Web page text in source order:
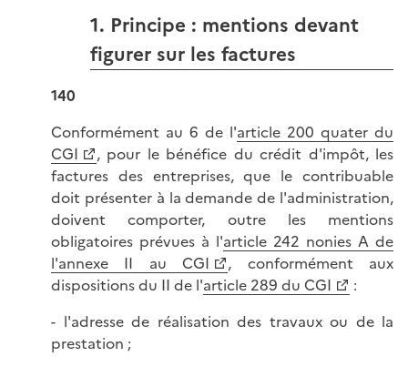
1. Principe : mentions devant
figurer sur les factures
140
Conformément au 6 de l'article 200 quater du
CGI
, pour le bénéfice du crédit d'impôt, les
factures des entreprises, que le contribuable
doit présenter à la demande de l'administration,
doivent comporter, outre les mentions
obligatoires prévues à l'article 242 nonies A de
l'annexe II au CGI
, conformément aux
dispositions du II de l'article 289 du CGI
:
- l'adresse de réalisation des travaux ou de la
prestation ;